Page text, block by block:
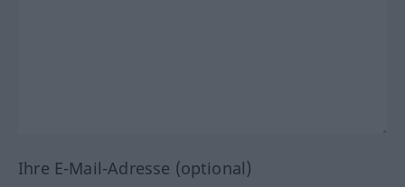
Ihre E-Mail-Adresse (optional)